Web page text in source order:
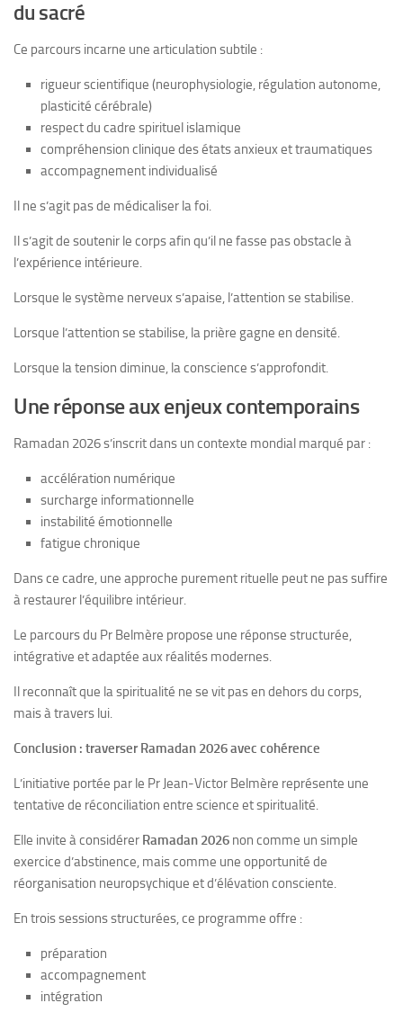
du sacré
Ce parcours incarne une articulation subtile :
rigueur scientifique (neurophysiologie, régulation autonome,
plasticité cérébrale)
respect du cadre spirituel islamique
compréhension clinique des états anxieux et traumatiques
accompagnement individualisé
Il ne s’agit pas de médicaliser la foi.
Il s’agit de soutenir le corps afin qu’il ne fasse pas obstacle à
l’expérience intérieure.
Lorsque le système nerveux s’apaise, l’attention se stabilise.
Lorsque l’attention se stabilise, la prière gagne en densité.
Lorsque la tension diminue, la conscience s’approfondit.
Une réponse aux enjeux contemporains
Ramadan 2026 s’inscrit dans un contexte mondial marqué par :
accélération numérique
surcharge informationnelle
instabilité émotionnelle
fatigue chronique
Dans ce cadre, une approche purement rituelle peut ne pas suffire
à restaurer l’équilibre intérieur.
Le parcours du Pr Belmère propose une réponse structurée,
intégrative et adaptée aux réalités modernes.
Il reconnaît que la spiritualité ne se vit pas en dehors du corps,
mais à travers lui.
Conclusion : traverser Ramadan 2026 avec cohérence
L’initiative portée par le Pr Jean-Victor Belmère représente une
tentative de réconciliation entre science et spiritualité.
Elle invite à considérer Ramadan 2026 non comme un simple
exercice d’abstinence, mais comme une opportunité de
réorganisation neuropsychique et d’élévation consciente.
En trois sessions structurées, ce programme offre :
préparation
accompagnement
intégration